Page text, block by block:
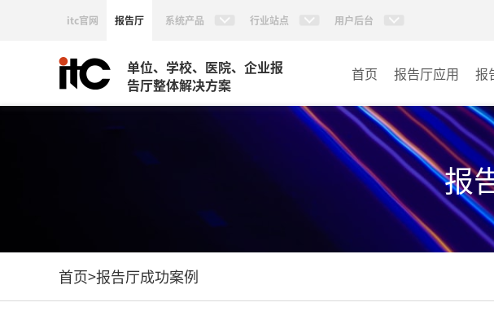
itc官网 报告厅 系统产品 行业站点 用户后台
单位、学校、医院、企业报
告厅整体解决方案
首页 报告厅应用 报
AI
AI
报
首页>报告厅成功案例